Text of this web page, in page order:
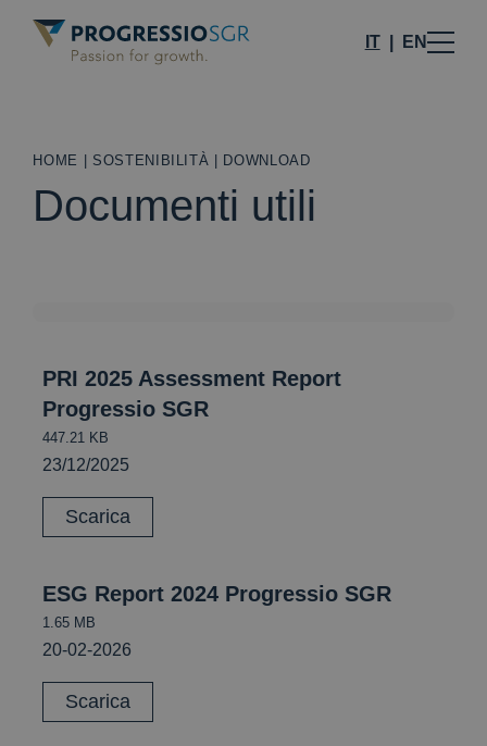
IT EN
HOME SOSTENIBILITÀ DOWNLOAD
Documenti utili
PRI 2025 Assessment Report
Progressio SGR
447.21 KB
23/12/2025
Scarica
ESG Report 2024 Progressio SGR
1.65 MB
20-02-2026
Scarica